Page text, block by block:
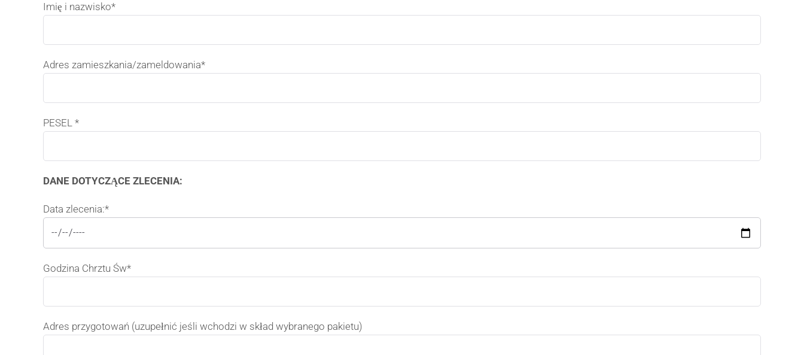
Imię i nazwisko*
Adres zamieszkania/zameldowania*
PESEL *
DANE DOTYCZĄCE ZLECENIA:
Data zlecenia:*
Godzina Chrztu Św*
Adres przygotowań (uzupełnić jeśli wchodzi w skład wybranego pakietu)